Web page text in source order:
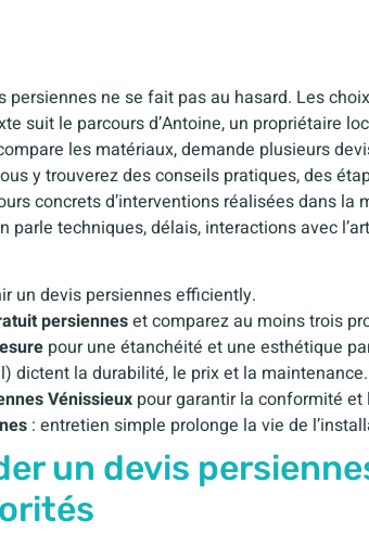
persiennes ne se fait pas au hasard. Les
suit le parcours d’Antoine, un propriétaire
les matériaux, demande plusieurs
y trouverez des conseils pratiques, des
concrets d’interventions réalisées dans la
parle techniques, délais, interactions avec
un devis persiennes efficiently.
persienneset comparez au moins trois
pour une étanchéité et une esthétique
dictent la durabilité, le prix et la maintenance.
Vénissieux pour garantir la conformité et
: entretien simple prolonge la vie de
un devis